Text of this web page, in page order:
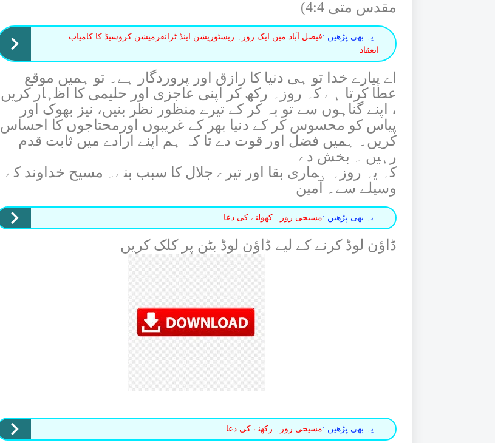
مقدس متی 4:4)
یہ بھی پڑھیں :فیصل آباد میں ایک روزہ ریسٹوریشن اینڈ ٹرانفرمیشن کروسیڈ کا کامیاب
انعقاد
اے پیارے خدا تو ہی دنیا کا رازق اور پروردگار ہے۔ تو ہمیں موقع
عطا کرتا ہے کہ روزہ رکھ کر اپنی عاجزی اور حلیمی کا اظہار کریں
، اپنے گناہوں سے تو بہ کر کے تیرے منظور نظر بنیں، نیز بھوک اور
پیاس کو محسوس کر کے دنیا بھر کے غریبوں اورمحتاجوں کا احساس
کریں۔ ہمیں فضل اور قوت دے تا کہ ہم اپنے ارادے میں ثابت قدم
رہیں ۔ بخش دے
کہ یہ روزہ ہماری بقا اور تیرے جلال کا سبب بنے۔ مسیح خداوند کے
وسیلے سے۔ آمین
یہ بھی پڑھیں :مسیحی روزہ کھولنے کی دعا
ڈاؤن لوڈ کرنے کے لیے ڈاؤن لوڈ بٹن پر کلک کریں
یہ بھی پڑھیں :مسیحی روزہ رکھنے کی دعا